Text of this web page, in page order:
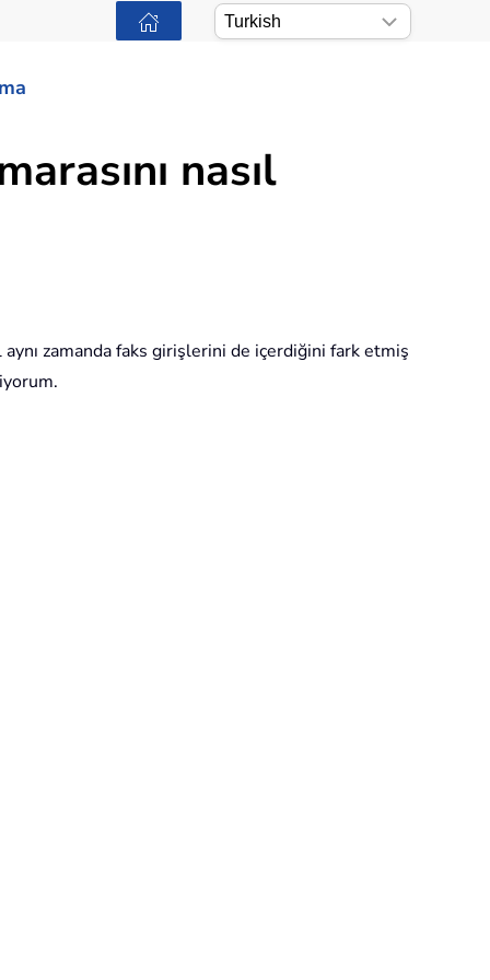
nasıl
zamanda faks girişlerini de içerdiğini fark etmiş